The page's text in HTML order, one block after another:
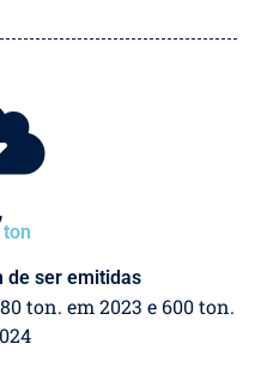
ton
de ser emitidas
ton. em 2023 e 600 ton.